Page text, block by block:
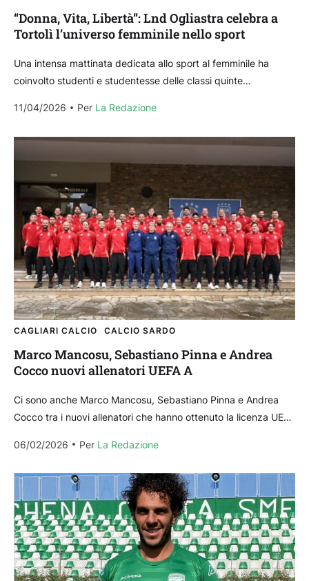
“Donna, Vita, Libertà”: Lnd Ogliastra celebra a
Tortolì l’universo femminile nello sport
Una intensa mattinata dedicata allo sport al femminile ha
coinvolto studenti e studentesse delle classi quinte
dell’Istituto Tecnico...
11/04/2026 Per La Redazione
CAGLIARI CALCIO CALCIO SARDO
Marco Mancosu, Sebastiano Pinna e Andrea
Cocco nuovi allenatori UEFA A
Ci sono anche Marco Mancosu, Sebastiano Pinna e Andrea
Cocco tra i nuovi allenatori che hanno ottenuto la licenza UEFA
06/02/2026
Per La Redazione